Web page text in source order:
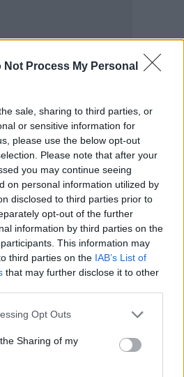
Not Process My Personal
sale, sharing to third parties, or
or sensitive information for
please use the below opt-out
Please note that after your
you may continue seeing
on personal information utilized by
disclosed to third parties prior to
opt-out of the further
information by third parties on the
This information may
third parties on the IAB’s List of
that may further disclose it to other
Opt Outs
Sharing of my
για την ελληνική
2025 να ανακηρύξει
μέσω ΦΕΚ υπ' αριθμόν 59,
νότιο όριο της εν λόγω ζώνης
των κύριων ακτών της Λιβύης